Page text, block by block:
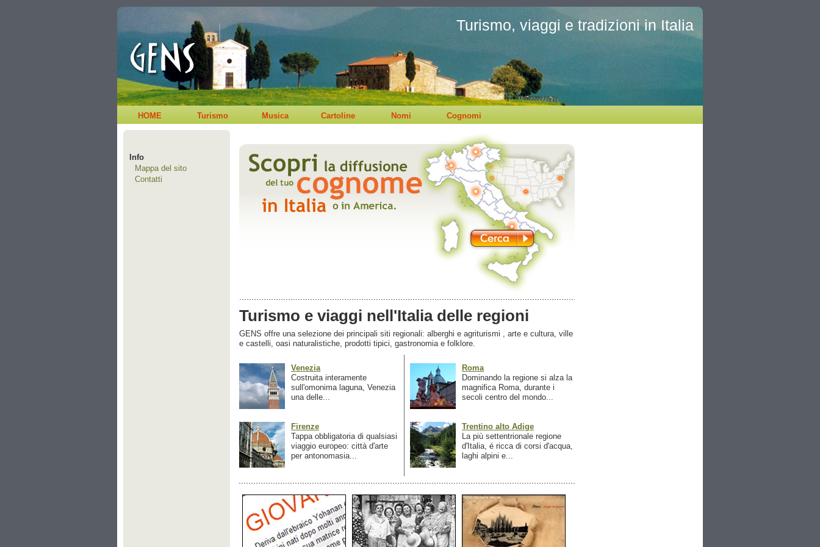
Turismo, viaggi e tradizioni in Italia
HOME Turismo Musica Cartoline Nomi Cognomi
Info
Mappa del sito
Contatti
Turismo e viaggi nell'Italia delle regioni
GENS offre una selezione dei principali siti regionali: alberghi e agriturismi , arte e cultura, ville
e castelli, oasi naturalistiche, prodotti tipici, gastronomia e folklore.
Venezia
Costruita interamente
sull'omonima laguna, Venezia
una delle...
Firenze
Tappa obbligatoria di qualsiasi
viaggio europeo: città d'arte
per antonomasia...
Roma
Dominando la regione si alza la
magnifica Roma, durante i
secoli centro del mondo...
Trentino alto Adige
La più settentrionale regione
d'Italia, é ricca di corsi d'acqua,
laghi alpini e...